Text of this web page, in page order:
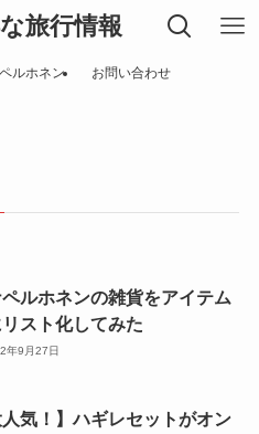
旅行情報
ルホネン お問い合わせ
ペルホネンの雑貨をアイテム
リスト化してみた
年9月27日
人気！】ハギレセットがオン